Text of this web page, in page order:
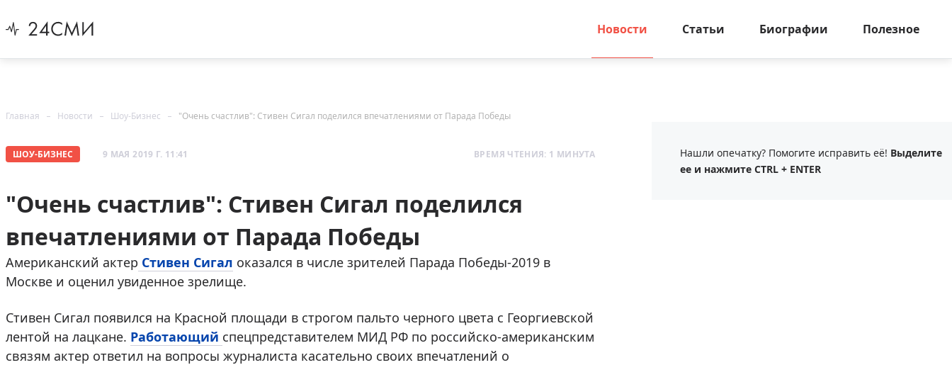
Новости Статьи Биографии Полезное
Главная Новости Шоу-Бизнес "Очень счастлив": Стивен Сигал поделился впечатлениями от Парада Победы
ШОУ-БИЗНЕС 9 МАЯ 2019 Г. 11:41 ВРЕМЯ ЧТЕНИЯ: 1 МИНУТА
"Очень счастлив": Стивен Сигал поделился
впечатлениями от Парада Победы
Американский актер Стивен Сигал оказался в числе зрителей Парада Победы-2019 в
Москве и оценил увиденное зрелище.
Стивен Сигал появился на Красной площади в строгом пальто черного цвета с Георгиевской
лентой на лацкане. Работающий спецпредставителем МИД РФ по российско-американским
связям актер ответил на вопросы журналиста касательно своих впечатлений о
Нашли опечатку? Помогите исправить её! Выделите
ее и нажмите CTRL + ENTER